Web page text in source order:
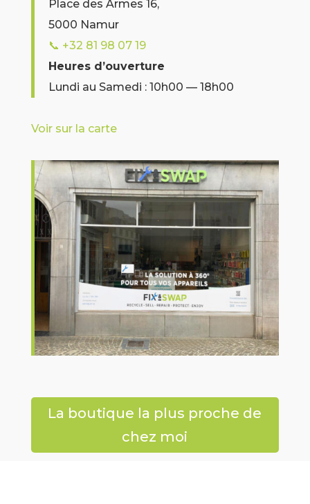
Place des Armes 16,
5000 Namur
📞 +32 81 98 07 19
Heures d’ouverture
Lundi au Samedi : 10h00 — 18h00
Voir sur la carte
La boutique la plus proche de
chez moi